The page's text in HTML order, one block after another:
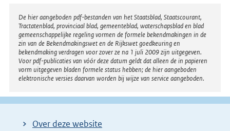
Disclaimer
De hier aangeboden pdf-bestanden van het Staatsblad, Staatscourant,
Tractatenblad, provinciaal blad, gemeenteblad, waterschapsblad en blad
gemeenschappelijke regeling vormen de formele bekendmakingen in de
zin van de Bekendmakingswet en de Rijkswet goedkeuring en
bekendmaking verdragen voor zover ze na 1 juli 2009 zijn uitgegeven.
Voor pdf-publicaties van vóór deze datum geldt dat alleen de in papieren
vorm uitgegeven bladen formele status hebben; de hier aangeboden
elektronische versies daarvan worden bij wijze van service aangeboden.
Over deze website